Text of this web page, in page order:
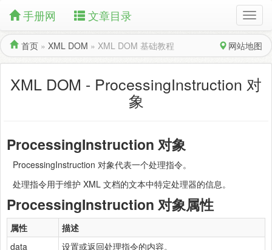
手册网 文章目录
首页 » XML DOM » XML DOM 基础教程 网站地图
XML DOM - ProcessingInstruction 对
象
ProcessingInstruction 对象
ProcessingInstruction 对象代表一个处理指令。
处理指令用于维护 XML 文档的文本中特定处理器的信息。
ProcessingInstruction 对象属性
属性
描述
data
设置或返回处理指令的内容。